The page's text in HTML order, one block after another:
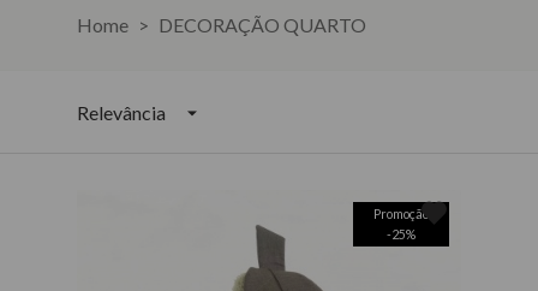
DECORAÇÃO
Home DECORAÇÃO QUARTO
Relevância
Promoção
-25%